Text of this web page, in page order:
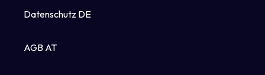
Datenschutz DE
AGB AT